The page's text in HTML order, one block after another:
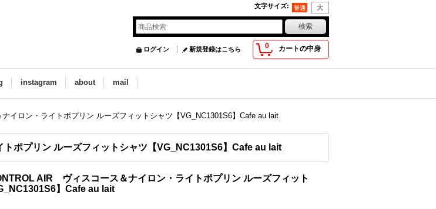
文字サイズ:
0 カートの中身
ログイン 新規登録はこちら
instagram about mail
イロン・ライトポプリン ルーズフィットシャツ【VG_NC1301S6】Cafe au lait
ポプリン ルーズフィットシャツ【VG_NC1301S6】Cafe au lait
AIR ヴィスコース＆ナイロン・ライトポプリン ルーズフィット
】Cafe au lait